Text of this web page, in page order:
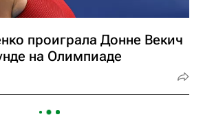
проиграла Донне Векич
на Олимпиаде